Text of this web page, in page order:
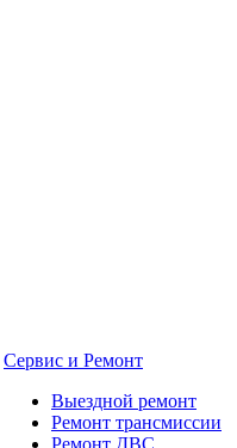
Сервис и Ремонт
Выездной ремонт
Ремонт трансмиссии
Ремонт ДВС